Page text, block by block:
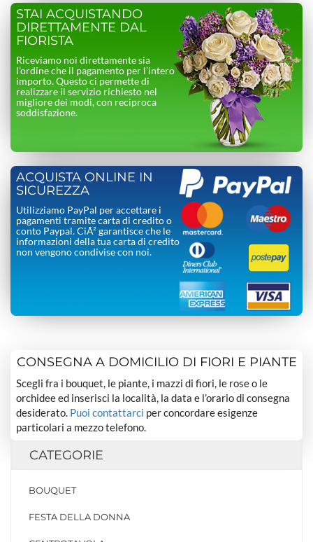
STAI ACQUISTANDO
DIRETTAMENTE DAL
FIORISTA
Riceviamo noi direttamente sia
l’ordine che il pagamento per l’intero
importo. Questo ci permette di
realizzare il servizio richiesto nel
migliore dei modi, con reciproca
soddisfazione.
ACQUISTA ONLINE IN
SICUREZZA
Utilizziamo PayPal per accettare i
pagamenti tramite carta di credito o
conto Paypal. CiÃ² garantisce che le
informazioni della tua carta di credito
non vengono condivise con noi.
CONSEGNA A DOMICILIO DI FIORI E PIANTE
Scegli fra i bouquet, le piante, i mazzi di fiori, le rose o le
orchidee ed inserisci la località, la data e l’orario di consegna
desiderato. Puoi contattarci per concordare esigenze
particolari a mezzo telefono.
CATEGORIE
BOUQUET
FESTA DELLA DONNA